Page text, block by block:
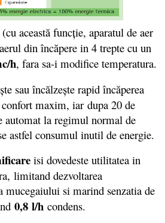
(cu această funcţie, aparatul de aer
din încăpere in 4 trepte cu un
h, fara sa-i modifice temperatura.
sau încălzeşte rapid încăperea
maxim, iar dupa 20 de
automat la regimul normal de
astfel consumul inutil de energie.
isi dovedeste utilitatea in
limitand dezvoltarea
si marind senzatia de
0,8 l/h condens.